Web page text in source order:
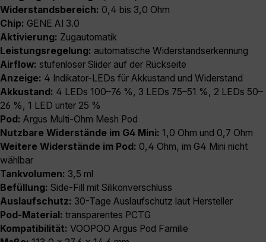
Widerstandsbereich: 0,4 bis 3,0 Ohm
Chip: GENE AI 3.0
Aktivierung: Zugautomatik
Leistungsregelung: automatische Widerstandserkennung
Airflow: stufenloser Slider auf der Rückseite
Anzeige: 4 Indikator-LEDs für Akkustand und Widerstand
Akkustand: 4 LEDs 100–76 %, 3 LEDs 75–51 %, 2 LEDs 50–
26 %, 1 LED unter 25 %
Pod: Argus Multi-Ohm Mesh Pod
Nutzbare Widerstände im G4 Mini: 1,0 Ohm und 0,7 Ohm
Weitere Widerstände im Pod: 0,4 Ohm, im G4 Mini nicht
wählbar
Tankvolumen: 3,5 ml
Befüllung: Side-Fill mit Silikonverschluss
Auslaufschutz: 30-Tage Auslaufschutz laut Hersteller
Pod-Material: transparentes PCTG
Kompatibilität: VOOPOO Argus Pod Familie